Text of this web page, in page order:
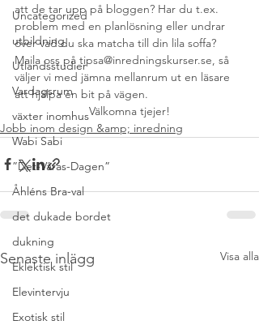
Uncategorized
utbildning
Utlandsstudier
Vardagsrum
växter inomhus
Wabi Sabi
”Det-Våras-Dagen”
Åhléns Bra-val
det dukade bordet
dukning
Eklektisk stil
Elevintervju
Exotisk stil
att de tar upp på bloggen? Har du t.ex.
problem med en planlösning eller undrar
över vad du ska matcha till din lila soffa?
Maila oss på tipsa@inredningskurser.se, så
väljer vi med jämna mellanrum ut en läsare
att hjälpa en bit på vägen.
Välkomna tjejer!
Jobb inom design &amp; inredning
Senaste inlägg Visa alla